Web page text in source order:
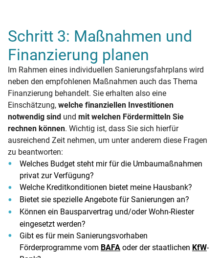
Schritt 3: Maßnahmen und
Finanzierung planen
Im Rahmen eines individuellen Sanierungsfahrplans wird
neben den empfohlenen Maßnahmen auch das Thema
Finanzierung behandelt. Sie erhalten also eine
Einschätzung, welche finanziellen Investitionen
notwendig sind und mit welchen Fördermitteln Sie
rechnen können. Wichtig ist, dass Sie sich hierfür
ausreichend Zeit nehmen, um unter anderem diese Fragen
zu beantworten:
Welches Budget steht mir für die Umbaumaßnahmen
privat zur Verfügung?
Welche Kreditkonditionen bietet meine Hausbank?
Bietet sie spezielle Angebote für Sanierungen an?
Können ein Bausparvertrag und/oder Wohn-Riester
eingesetzt werden?
Gibt es für mein Sanierungsvorhaben
Förderprogramme vom BAFA oder der staatlichen KfW-